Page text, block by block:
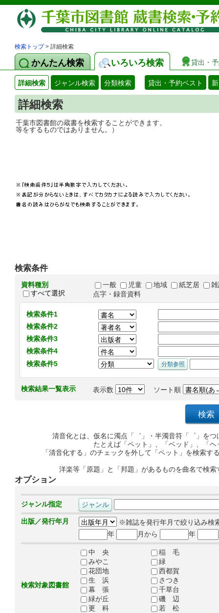
検索トップ> 詳細検索
かんたん検索 いろいろ検索 貸出・
詳細検索 ジャンル検索 分類検索 貸出・予約ベスト
詳細検索
千葉市図書館の蔵書を検索することがで
等をするものではありません。）
検索条件
資料種別
すべて選択
一般 児童 地域 紙芝居
点字・録音資料
検索条件1
検索条件2
検索条件3
検索条件4
検索条件5
検索結果一覧表示 表示数 ソート順
清音化とは、仮名に濁点「゛」・半濁音符「゜」を
たとえば「ペット」、「ベッド」、「
「清音化する」のチェックを外して「ペット」を検索
洋楽等「原題」と「邦題」があるものを曲名で検
オプション
ジャンル指定
出版／発行年月
※雑誌を発行年月で絞り込み検
年
月から 年
検索対象図書館
中 央
稲 毛
みやこ
緑
花団地
西都賀
生 浜
さつき
幕 張
千草台
緑が丘
磯 辺
更 科
若 松